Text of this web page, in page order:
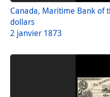
Canada, Maritime Bank of
dollars
2 janvier 1873